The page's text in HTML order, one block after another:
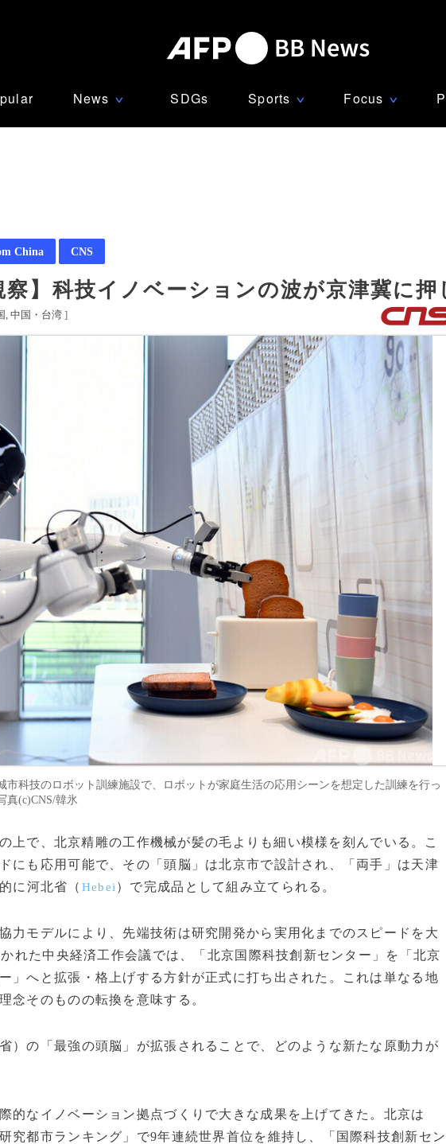
News ∨ SDGs Sports ∨ Focus ∨
China CNS
察】科技イノベーションの波が京津冀に
中国・台湾 ]
科技のロボット訓練施設で、ロボットが家庭生活の応用シーンを想定した訓練を行っ
真(c)CNS/韓氷
上で、北京精雕の工作機械が髪の毛よりも細い模様を刻んでいる。こ
にも応用可能で、その「頭脳」は北京市で設計され、「両手」は天津
に河北省（ Hebei ）で完成品として組み立てられる。
力モデルにより、先端技術は研究開発から実用化までのスピードを大
れた中央経済工作会議では、「北京国際科技創新センター」を「北京
」へと拡張・格上げする方針が正式に打ち出された。これは単なる地
念そのものの転換を意味する。
）の「最強の頭脳」が拡張されることで、どのような新たな原動力が
的なイノベーション拠点づくりで大きな成果を上げてきた。北京は
究都市ランキング」で9年連続世界首位を維持し、「国際科技創新セン